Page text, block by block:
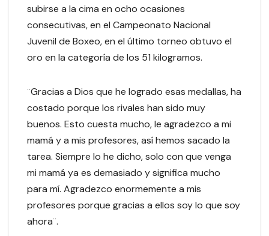
subirse a la cima en ocho ocasiones
consecutivas, en el Campeonato Nacional
Juvenil de Boxeo, en el último torneo obtuvo el
oro en la categoría de los 51 kilogramos.
¨Gracias a Dios que he logrado esas medallas, ha
costado porque los rivales han sido muy
buenos. Esto cuesta mucho, le agradezco a mi
mamá y a mis profesores, así hemos sacado la
tarea. Siempre lo he dicho, solo con que venga
mi mamá ya es demasiado y significa mucho
para mí. Agradezco enormemente a mis
profesores porque gracias a ellos soy lo que soy
ahora¨.